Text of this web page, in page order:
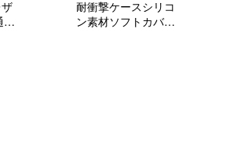
/
耐衝撃ケースシリコ
ン素材ソフトカバー